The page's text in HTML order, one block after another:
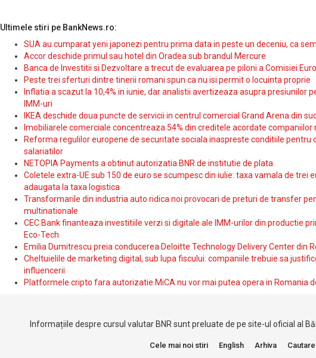
Ultimele stiri pe BankNews.ro:
SUA au cumparat yeni japonezi pentru prima data in peste un deceniu, ca
Accor deschide primul sau hotel din Oradea sub brandul Mercure
Banca de Investitii si Dezvoltare a trecut de evaluarea pe piloni a Comisiei
Peste trei sferturi dintre tinerii romani spun ca nu isi permit o locuinta proprie
Inflatia a scazut la 10,4% in iunie, dar analistii avertizeaza asupra presiunilor
IMM-uri
IKEA deschide doua puncte de servicii in centrul comercial Grand Arena din
Imobiliarele comerciale concentreaza 54% din creditele acordate companiilor
Reforma regulilor europene de securitate sociala inaspreste conditiile pentru
salariatilor
NETOPIA Payments a obtinut autorizatia BNR de institutie de plata
Coletele extra-UE sub 150 de euro se scumpesc din iulie: taxa vamala de trei
adaugata la taxa logistica
Transformarile din industria auto ridica noi provocari de preturi de transfer
multinationale
CEC Bank finanteaza investitiile verzi si digitale ale IMM-urilor din productie
Eco-Tech
Emilia Dumitrescu preia conducerea Deloitte Technology Delivery Center din
Cheltuielile de marketing digital, sub lupa fiscului: companiile trebuie sa
influencerii
Platformele cripto fara autorizatie MiCA nu vor mai putea opera in Romania
Informațiile despre cursul valutar BNR sunt preluate de pe site-ul oficial al
Cele mai noi stiri English Arhiva Cautare